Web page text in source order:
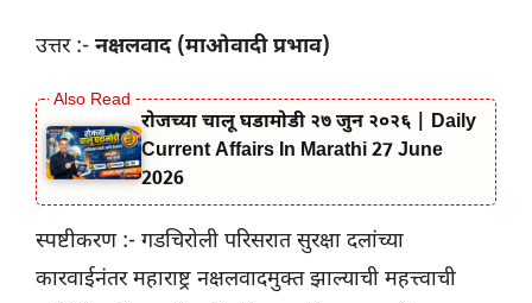
उत्तर :- नक्षलवाद (माओवादी प्रभाव)
रोजच्या चालू घडामोडी २७ जुन २०२६ | Daily
Current Affairs In Marathi 27 June
2026
स्पष्टीकरण :- गडचिरोली परिसरात सुरक्षा दलांच्या
कारवाईनंतर महाराष्ट्र नक्षलवादमुक्त झाल्याची महत्त्वाची